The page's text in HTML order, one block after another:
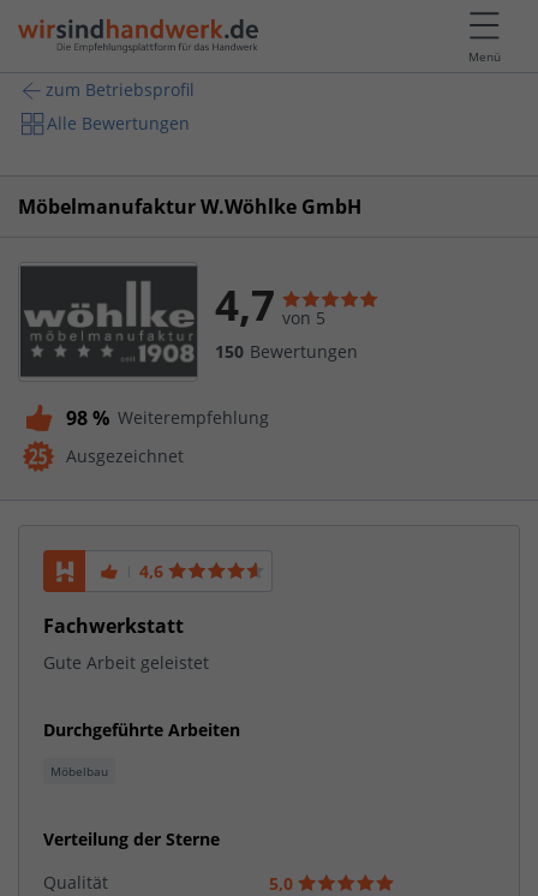
Menü
zum Betriebsprofil
Alle Bewertungen
Möbelmanufaktur W.Wöhlke GmbH
4,7 von 5
150 Bewertungen
98 % Weiterempfehlung
Ausgezeichnet
4,6
Fachwerkstatt
Gute Arbeit geleistet
Durchgeführte Arbeiten
Möbelbau
Verteilung der Sterne
5,0
Qualität